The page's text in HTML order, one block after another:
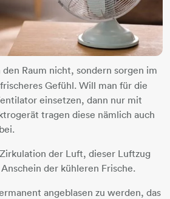
den Raum nicht, sondern sorgen im
Gefühl. Will man für die
einsetzen, dann nur mit
tragen diese nämlich auch
der Luft, dieser Luftzug
der kühleren Frische.
angeblasen zu werden, das